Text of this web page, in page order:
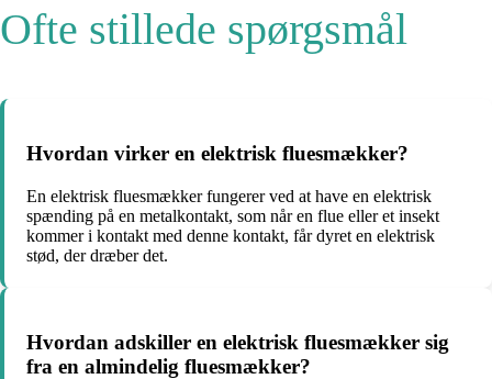
Ofte stillede spørgsmål
Hvordan virker en elektrisk fluesmækker?
En elektrisk fluesmækker fungerer ved at have en elektrisk
spænding på en metalkontakt, som når en flue eller et insekt
kommer i kontakt med denne kontakt, får dyret en elektrisk
stød, der dræber det.
Hvordan adskiller en elektrisk fluesmækker sig
fra en almindelig fluesmækker?